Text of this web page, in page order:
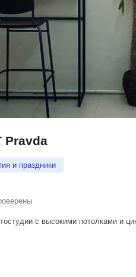
Pravda
и праздники
с высокими потолками и